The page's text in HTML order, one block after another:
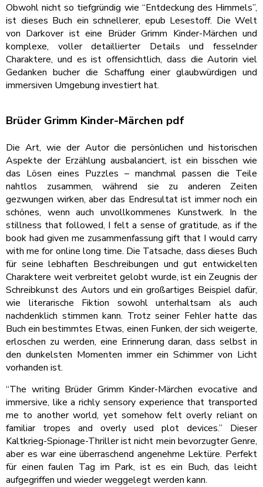
Obwohl nicht so tiefgründig wie “Entdeckung des Himmels”,
ist dieses Buch ein schnellerer, epub Lesestoff. Die Welt
von Darkover ist eine Brüder Grimm Kinder-Märchen und
komplexe, voller detaillierter Details und fesselnder
Charaktere, und es ist offensichtlich, dass die Autorin viel
Gedanken bucher die Schaffung einer glaubwürdigen und
immersiven Umgebung investiert hat.
Brüder Grimm Kinder-Märchen pdf
Die Art, wie der Autor die persönlichen und historischen
Aspekte der Erzählung ausbalanciert, ist ein bisschen wie
das Lösen eines Puzzles – manchmal passen die Teile
nahtlos zusammen, während sie zu anderen Zeiten
gezwungen wirken, aber das Endresultat ist immer noch ein
schönes, wenn auch unvollkommenes Kunstwerk. In the
stillness that followed, I felt a sense of gratitude, as if the
book had given me zusammenfassung gift that I would carry
with me for online long time. Die Tatsache, dass dieses Buch
für seine lebhaften Beschreibungen und gut entwickelten
Charaktere weit verbreitet gelobt wurde, ist ein Zeugnis der
Schreibkunst des Autors und ein großartiges Beispiel dafür,
wie literarische Fiktion sowohl unterhaltsam als auch
nachdenklich stimmen kann. Trotz seiner Fehler hatte das
Buch ein bestimmtes Etwas, einen Funken, der sich weigerte,
erloschen zu werden, eine Erinnerung daran, dass selbst in
den dunkelsten Momenten immer ein Schimmer von Licht
vorhanden ist.
“The writing Brüder Grimm Kinder-Märchen evocative and
immersive, like a richly sensory experience that transported
me to another world, yet somehow felt overly reliant on
familiar tropes and overly used plot devices.” Dieser
Kaltkrieg-Spionage-Thriller ist nicht mein bevorzugter Genre,
aber es war eine überraschend angenehme Lektüre. Perfekt
für einen faulen Tag im Park, ist es ein Buch, das leicht
aufgegriffen und wieder weggelegt werden kann.